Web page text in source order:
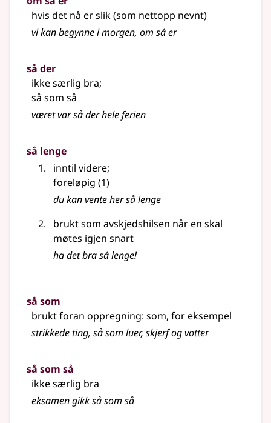
hvis det nå er slik (som nettopp nevnt)
vi kan begynne i morgen, om så er
så der
ikke særlig bra;
så som så
været var så der hele ferien
så lenge
inntil videre;
foreløpig (1)
du kan vente her så lenge
brukt som avskjedshilsen når en skal
møtes igjen snart
ha det bra så lenge!
så som
brukt foran oppregning: som, for eksempel
strikkede ting, så som luer, skjerf og votter
så som så
ikke særlig bra
eksamen gikk så som så